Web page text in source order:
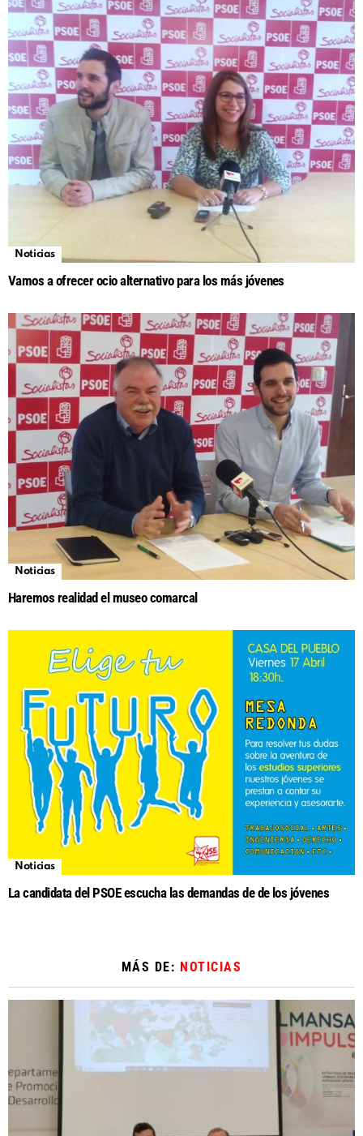
Noticias
Vamos a ofrecer ocio alternativo para los más jóvenes
Noticias
Haremos realidad el museo comarcal
Noticias
La candidata del PSOE escucha las demandas de de los jóvenes
MÁS DE: NOTICIAS